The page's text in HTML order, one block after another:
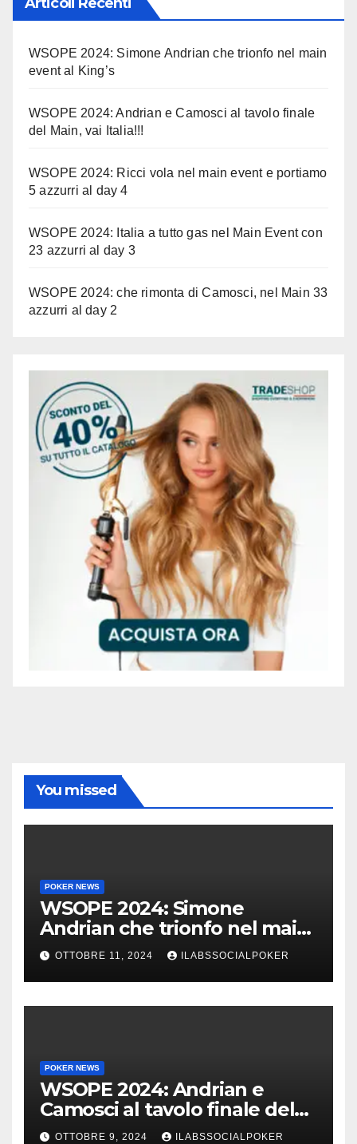
WSOPE 2024: Simone Andrian che trionfo nel main
event al King’s
WSOPE 2024: Andrian e Camosci al tavolo finale
del Main, vai Italia!!!
WSOPE 2024: Ricci vola nel main event e portiamo
5 azzurri al day 4
WSOPE 2024: Italia a tutto gas nel Main Event con
23 azzurri al day 3
WSOPE 2024: che rimonta di Camosci, nel Main 33
azzurri al day 2
You missed
POKER NEWS
WSOPE 2024: Simone
Andrian che trionfo nel main
event al King’s
OTTOBRE 11, 2024 ILABSSOCIALPOKER
POKER NEWS
WSOPE 2024: Andrian e
Camosci al tavolo finale del
Main, vai Italia!!!
OTTOBRE 9, 2024 ILABSSOCIALPOKER